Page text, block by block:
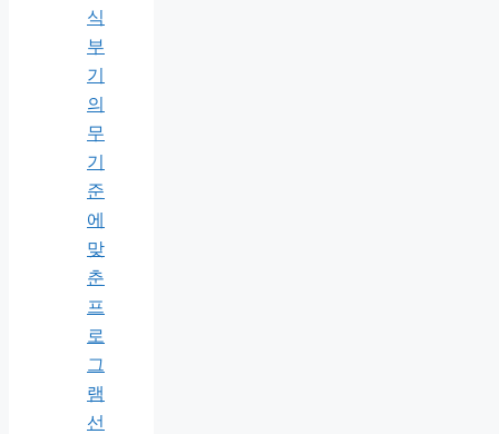
식
부
기
의
무
기
준
에
맞
춘
프
로
그
램
선